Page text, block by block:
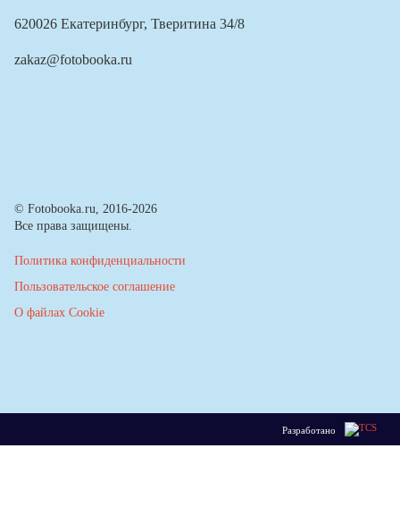
620026 Екатеринбург, Тверитина 34/8
zakaz@fotobooka.ru
© Fotobooka.ru, 2016-2026
Все права защищены.
Политика конфиденциальности
Пользовательское соглашение
О файлах Cookie
Разработано